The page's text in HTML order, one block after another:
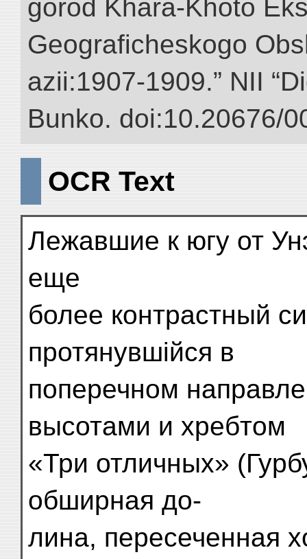
gorod Khara-Khoto
Geograficheskogo
azii:1907-1909.” NII
Bunko. doi:10.20676/
OCR Text
Лежавшие к югу от
еще
более контрастный
протянувшійся в
поперечном
высотами и хребтом
«Три отличных»
обширная до-
лина, пересеченная